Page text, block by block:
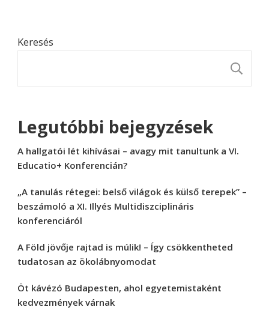
Keresés
Legutóbbi bejegyzések
A hallgatói lét kihívásai – avagy mit tanultunk a VI.
Educatio+ Konferencián?
„A tanulás rétegei: belső világok és külső terepek” –
beszámoló a XI. Illyés Multidiszciplináris
konferenciáról
A Föld jövője rajtad is múlik! – Így csökkentheted
tudatosan az ökolábnyomodat
Öt kávézó Budapesten, ahol egyetemistaként
kedvezmények várnak